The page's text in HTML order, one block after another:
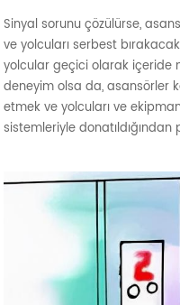
Sinyal sorunu çözülürse,
ve yolcuları serbest
yolcular geçici olarak içeride
deneyim olsa da, asansörler
etmek ve yolcuları ve
sistemleriyle